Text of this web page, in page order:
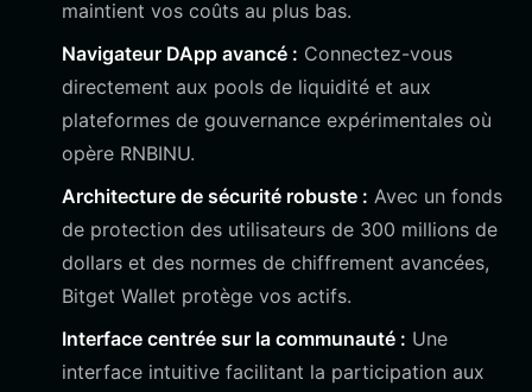
maintient vos coûts au plus bas.
Navigateur DApp avancé : Connectez-vous
directement aux pools de liquidité et aux
plateformes de gouvernance expérimentales où
opère RNBINU.
Architecture de sécurité robuste : Avec un fonds
de protection des utilisateurs de 300 millions de
dollars et des normes de chiffrement avancées,
Bitget Wallet protège vos actifs.
Interface centrée sur la communauté : Une
interface intuitive facilitant la participation aux